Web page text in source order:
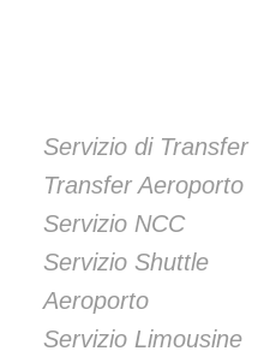
Servizio di Transfer
Transfer Aeroporto
Servizio NCC
Servizio Shuttle
Aeroporto
Servizio Limousine